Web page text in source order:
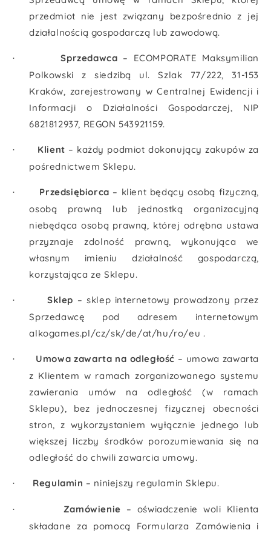
przedmiot nie jest związany bezpośrednio z jej
działalnością gospodarczą lub zawodową.
· Sprzedawca – ECOMPORATE Maksymilian
Polkowski z siedzibą ul. Szlak 77/222, 31-153
Kraków, zarejestrowany w Centralnej Ewidencji i
Informacji o Działalności Gospodarczej, NIP
6821812937, REGON 543921159.
· Klient – każdy podmiot dokonujący zakupów za
pośrednictwem Sklepu.
· Przedsiębiorca – klient będący osobą fizyczną,
osobą prawną lub jednostką organizacyjną
niebędąca osobą prawną, której odrębna ustawa
przyznaje zdolność prawną, wykonująca we
własnym imieniu działalność gospodarczą,
korzystająca ze Sklepu.
· Sklep – sklep internetowy prowadzony przez
Sprzedawcę pod adresem internetowym
alkogames.pl/cz/sk/de/at/hu/ro/eu .
· Umowa zawarta na odległość – umowa zawarta
z Klientem w ramach zorganizowanego systemu
zawierania umów na odległość (w ramach
Sklepu), bez jednoczesnej fizycznej obecności
stron, z wykorzystaniem wyłącznie jednego lub
większej liczby środków porozumiewania się na
odległość do chwili zawarcia umowy.
· Regulamin – niniejszy regulamin Sklepu.
· Zamówienie – oświadczenie woli Klienta
składane za pomocą Formularza Zamówienia i